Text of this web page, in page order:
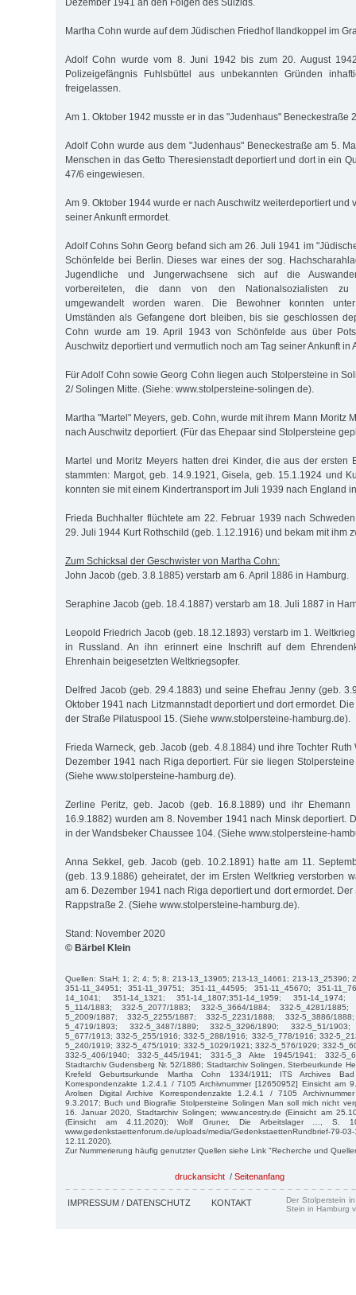
Martha Cohn wurde auf dem Jüdischen Friedhof Ilandkoppel im
Adolf Cohn wurde vom 8. Juni 1942 bis zum 20. August
Polizeigefängnis Fuhlsbüttel aus unbekannten Gründen
freigelassen.
Am 1. Oktober 1942 musste er in das "Judenhaus" Beneckestraße
Adolf Cohn wurde aus dem "Judenhaus" Beneckestraße am 5.
Menschen in das Getto Theresienstadt deportiert und dort in ein
47/6 eingewiesen.
Am 9. Oktober 1944 wurde er nach Auschwitz weiterdeportiert und
seiner Ankunft ermordet.
Adolf Cohns Sohn Georg befand sich am 26. Juli 1941 im
Schönfelde bei Berlin. Dieses war eines der sog.
Jugendliche und Jungerwachsene sich auf die
vorbereiteten, die dann von den Nationalsozialisten zu
umgewandelt worden waren. Die Bewohner konnten
Umständen als Gefangene dort bleiben, bis sie geschlossen
Cohn wurde am 19. April 1943 von Schönfelde aus über
Auschwitz deportiert und vermutlich noch am Tag seiner Ankunft in
Für Adolf Cohn sowie Georg Cohn liegen auch Stolpersteine in
2/ Solingen Mitte. (Siehe: www.stolpersteine-solingen.de).
Martha "Martel" Meyers, geb. Cohn, wurde mit ihrem Mann Moritz
nach Auschwitz deportiert. (Für das Ehepaar sind Stolpersteine
Martel und Moritz Meyers hatten drei Kinder, die aus der ersten
stammten: Margot, geb. 14.9.1921, Gisela, geb. 15.1.1924 und
konnten sie mit einem Kindertransport im Juli 1939 nach England
Frieda Buchhalter flüchtete am 22. Februar 1939 nach
29. Juli 1944 Kurt Rothschild (geb. 1.12.1916) und bekam mit ihm
Zum Schicksal der Geschwister von Martha Cohn:
John Jacob (geb. 3.8.1885) verstarb am 6. April 1886 in Hamburg.
Seraphine Jacob (geb. 18.4.1887) verstarb am 18. Juli 1887 in
Leopold Friedrich Jacob (geb. 18.12.1893) verstarb im 1.
in Russland. An ihn erinnert eine Inschrift auf dem
Ehrenhain beigesetzten Weltkriegsopfer.
Delfred Jacob (geb. 29.4.1883) und seine Ehefrau Jenny (geb.
Oktober 1941 nach Litzmannstadt deportiert und dort ermordet.
der Straße Pilatuspool 15. (Siehe www.stolpersteine-hamburg.de).
Frieda Warneck, geb. Jacob (geb. 4.8.1884) und ihre Tochter
Dezember 1941 nach Riga deportiert. Für sie liegen
(Siehe www.stolpersteine-hamburg.de).
Zerline Peritz, geb. Jacob (geb. 16.8.1889) und ihr Ehemann
16.9.1882) wurden am 8. November 1941 nach Minsk deportiert.
in der Wandsbeker Chaussee 104. (Siehe www.stolpersteine-
Anna Sekkel, geb. Jacob (geb. 10.2.1891) hatte am 11.
(geb. 13.9.1886) geheiratet, der im Ersten Weltkrieg verstorben
am 6. Dezember 1941 nach Riga deportiert und dort ermordet.
Rappstraße 2. (Siehe www.stolpersteine-hamburg.de).
Stand: November 2020
© Bärbel Klein
Quellen: StaH; 1; 2; 4; 5; 8; 213-13_13965; 213-13_14661; 213-13_25396;
351-11_34951; 351-11_39751; 351-11_44595; 351-11_45670; 351-
14_1041; 351-14_1321; 351-14_1807;351-14_1959; 351-14_1974;
5_114/1883; 332-5_2077/1883; 332-5_3664/1884; 332-5_4281/
5_2009/1887; 332-5_2255/1887; 332-5_2231/1888; 332-5_3886/
5_4719/1893; 332-5_3487/1889; 332-5_3296/1890; 332-5_51/
5_677/1913; 332-5_255/1916; 332-5_288/1916; 332-5_778/1916; 332-
5_240/1919; 332-5_475/1919; 332-5_1029/1921; 332-5_576/1929; 332-
332-5_406/1940; 332-5_445/1941; 331-5_3 Akte 1945/1941; 332-
Stadtarchiv Gudensberg Nr. 52/1886; Stadtarchiv Solingen, Sterbeurkunde
Krefeld Geburtsurkunde Martha Cohn 1334/1911; ITS Archives
Korrespondenzakte 1.2.4.1 / 7105 Archivnummer [12650952] Einsicht am
Arolsen Digital Archive Korrespondenzakte 1.2.4.1 / 7105
9.3.2017; Buch und Biografie Stolpersteine Solingen Man soll mich nicht
16. Januar 2020, Stadtarchiv Solingen; www.ancestry.de (Einsicht am
(Einsicht am 4.11.2020); Wolf Gruner, Die Arbeitslager …, S.
www.gedenkstaettenforum.de/uploads/media/
12.11.2020).
Zur Nummerierung häufig genutzter Quellen siehe Link "Recherche und
druckansicht / Seitenanfang
IMPRESSUM / DATENSCHUTZ KONTAKT
Der Stolperstein
Stein in Hamburg